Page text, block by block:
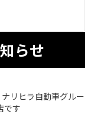
らせ
リヒラ自動車グルー
です